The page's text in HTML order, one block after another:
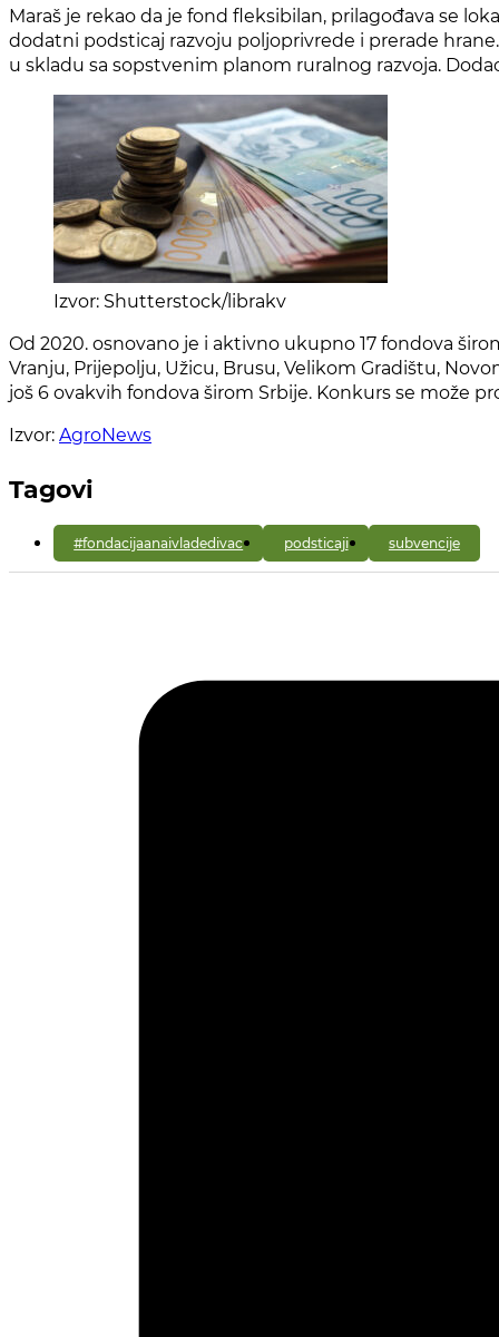
Maraš je rekao da je fond fleksibilan, prilagođava se
dodatni podsticaj razvoju poljoprivrede i prerade
u skladu sa sopstvenim planom ruralnog razvoja.
Izvor: Shutterstock/librakv
Od 2020. osnovano je i aktivno ukupno 17 fondova
Vranju, Prijepolju, Užicu, Brusu, Velikom Gradištu,
još 6 ovakvih fondova širom Srbije. Konkurs se može
Izvor: AgroNews
Tagovi
#fondacijaanaivladedivac podsticaji subvencije